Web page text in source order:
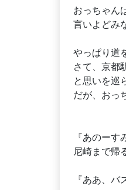
おっちゃん
言いよどみ
やっぱり道
さて、京都
と思いを巡
だが、おっ
『あのー
尼崎まで帰
『ああ、